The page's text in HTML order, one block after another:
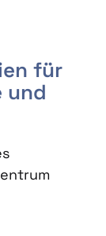
für
und